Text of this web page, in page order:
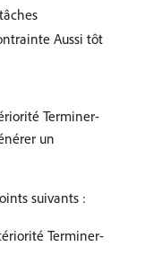
Aussi tôt
Terminer-
un
suivants :
Terminer-